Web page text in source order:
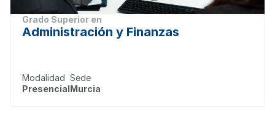
Grado Superior en
Administración y Finanzas
Modalidad
Presencial
Sede
Murcia